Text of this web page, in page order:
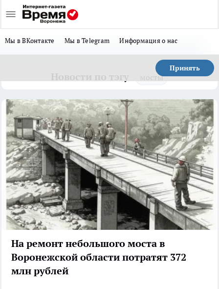
Мы в ВКонтакте Мы в Telegram Информация о нас
Принять
мосты
На ремонт небольшого моста в
Воронежской области потратят 372
млн рублей